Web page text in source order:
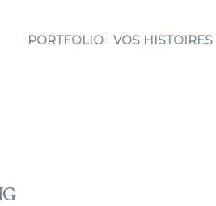
PORTFOLIO VOS HISTOIRES